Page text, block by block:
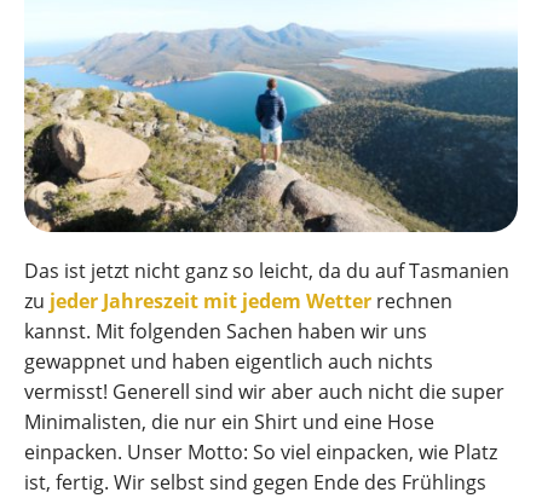
Das ist jetzt nicht ganz so leicht, da du auf Tasmanien
zu jeder Jahreszeit mit jedem Wetter rechnen
kannst. Mit folgenden Sachen haben wir uns
gewappnet und haben eigentlich auch nichts
vermisst! Generell sind wir aber auch nicht die super
Minimalisten, die nur ein Shirt und eine Hose
einpacken. Unser Motto: So viel einpacken, wie Platz
ist, fertig. Wir selbst sind gegen Ende des Frühlings